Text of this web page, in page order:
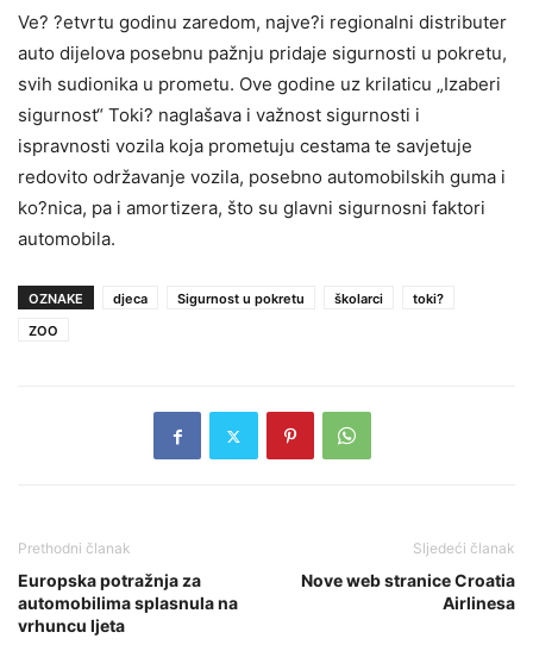
Ve? ?etvrtu godinu zaredom, najve?i regionalni distributer
auto dijelova posebnu pažnju pridaje sigurnosti u pokretu,
svih sudionika u prometu. Ove godine uz krilaticu „Izaberi
sigurnost“ Toki? naglašava i važnost sigurnosti i
ispravnosti vozila koja prometuju cestama te savjetuje
redovito održavanje vozila, posebno automobilskih guma i
ko?nica, pa i amortizera, što su glavni sigurnosni faktori
automobila.
OZNAKE djeca Sigurnost u pokretu školarci
toki?
ZOO
Prethodni članak
Europska potražnja za
automobilima splasnula na
vrhuncu ljeta
Sljedeći članak
Nove web stranice Croatia
Airlinesa